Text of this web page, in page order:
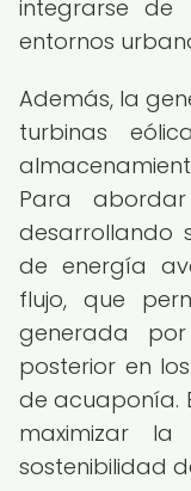
integrarse de
entornos
Además, la
turbinas
Para
desarrollando
de energía
flujo, que
generada
posterior en
de acuaponía.
maximizar
sostenibilidad